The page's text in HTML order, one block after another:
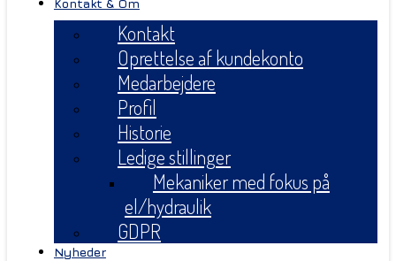
Kontakt & Om
Kontakt
Oprettelse af kundekonto
Medarbejdere
Profil
Historie
Ledige stillinger
Mekaniker med fokus på
el/hydraulik
GDPR
Nyheder